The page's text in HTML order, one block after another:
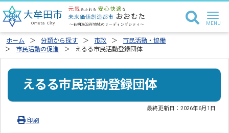
ホーム 分類から探す 市政
市民活動・協働
市民活動の促進
えるる市民活動登録団体
えるる市民活動登録団体
最終更新日：2026年6月1日
印刷